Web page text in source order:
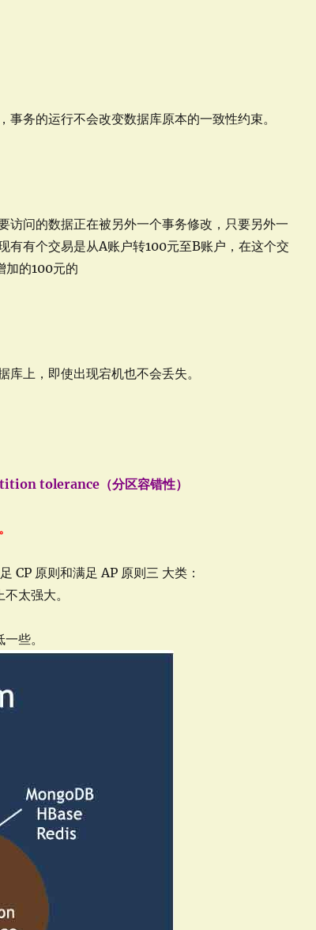
务的运行不会改变数据库原本的一致性约束。
访问的数据正在被另外一个事务修改，只要另外一
有有个交易是从A账户转100元至B账户，在这个交
加的100元的
上，即使出现宕机也不会丢失。
tolerance（分区容错性）
CP 原则和满足 AP 原则三 大类：
太强大。
些。